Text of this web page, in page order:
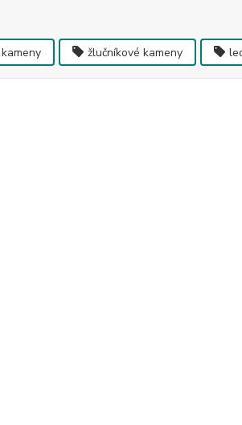
žlučníkové kameny